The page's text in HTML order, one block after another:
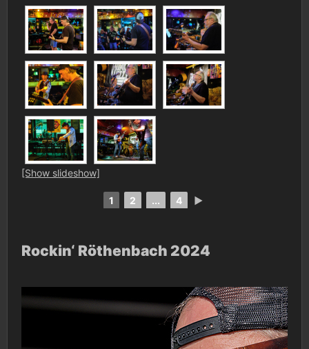
[Show slideshow]
1 2 ... 4 ►
Rockin‘ Röthenbach 2024